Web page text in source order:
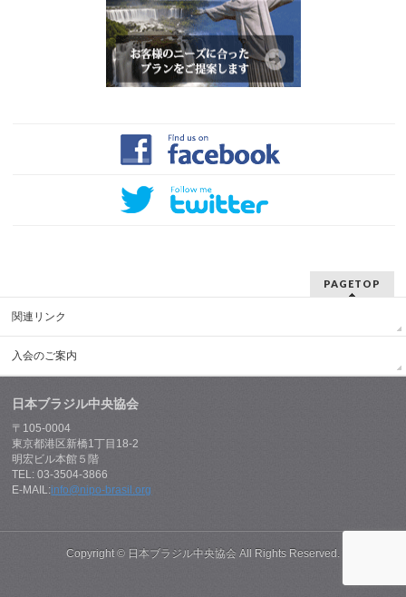
PAGETOP
関連リンク
入会のご案内
日本ブラジル中央協会
〒105-0004
東京都港区新橋1丁目18-2
明宏ビル本館５階
TEL: 03-3504-3866
E-MAIL:info@nipo-brasil.org
Copyright © 日本ブラジル中央協会All Rights Reserved.